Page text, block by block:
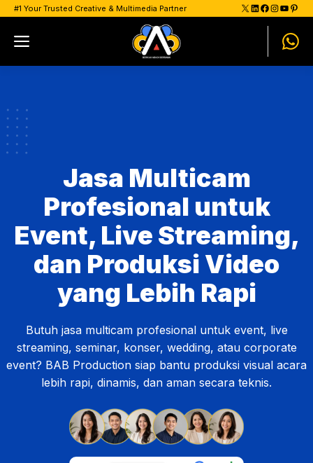
Skip
content
#1 Your Trusted Creative & Multimedia Partner X LinkedIn
Facebook
Instagram
Menu
Jasa Multicam
Profesional untuk
Event, Live Streaming,
dan Produksi Video
yang Lebih Rapi
Butuh jasa multicam profesional untuk event, live
streaming, seminar, konser, wedding, atau corporate
event? BAB Production siap bantu produksi visual acara
lebih rapi, dinamis, dan aman secara teknis.